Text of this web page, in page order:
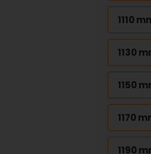
1110
1130
1150
1170
1190